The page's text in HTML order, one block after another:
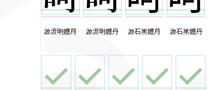
源流明體月 源流明體丹 源石黑體月 源石黑體丹